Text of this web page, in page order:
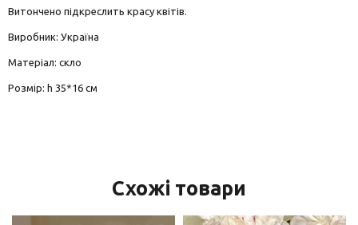
Витончено підкреслить красу квітів.
Виробник: Україна
Матеріал: скло
Розмір: h 35*16 см
Схожі товари